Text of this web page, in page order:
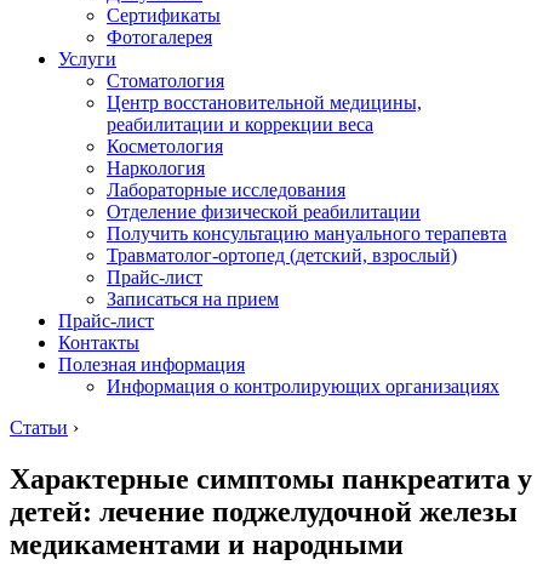
Сертификаты
Фотогалерея
Услуги
Стоматология
Центр восстановительной медицины,
реабилитации и коррекции веса
Косметология
Наркология
Лабораторные исследования
Отделение физической реабилитации
Получить консультацию мануального терапевта
Травматолог-ортопед (детский, взрослый)
Прайс-лист
Записаться на прием
Прайс-лист
Контакты
Полезная информация
Информация о контролирующих организациях
Статьи ›
Характерные симптомы панкреатита у
детей: лечение поджелудочной железы
медикаментами и народными